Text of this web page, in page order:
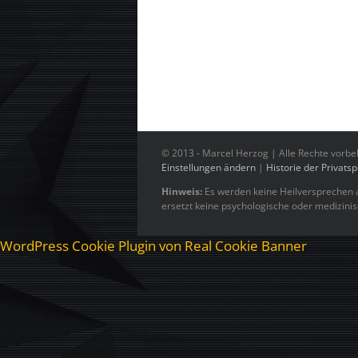
© 2013 - Marcel Herzog | Alle Rechte
Einstellungen ändern | Historie der
Hinweis: Es werden keine
ersetzt keine psychologische oder
WordPress Cookie Plugin von Real Cookie Banner